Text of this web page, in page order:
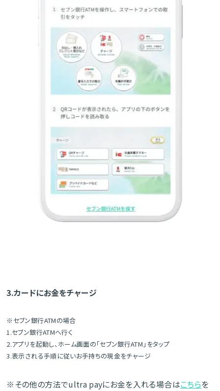
3.カードにお金をチャージ
※セブン銀行ATMの場合
1.セブン銀行ATMへ行く
2.アプリを起動し、ホーム画面の「セブン銀行ATM」をタップ
3.表示される手順に従いお手持ちの現金をチャージ
※その他の方法でultra payにお金を入れる場合はこちらを